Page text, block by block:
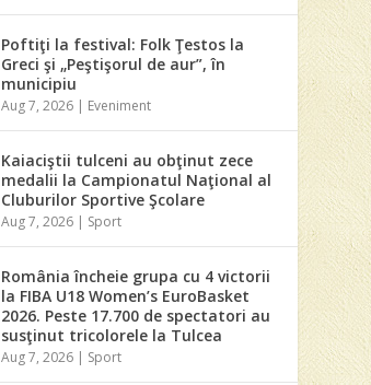
Poftiţi la festival: Folk Ţestos la
Greci şi „Peştişorul de aur”, în
municipiu
Aug 7, 2026 | Eveniment
Kaiaciştii tulceni au obţinut zece
medalii la Campionatul Naţional al
Cluburilor Sportive Şcolare
Aug 7, 2026 | Sport
România încheie grupa cu 4 victorii
la FIBA U18 Women’s EuroBasket
2026. Peste 17.700 de spectatori au
susţinut tricolorele la Tulcea
Aug 7, 2026 | Sport